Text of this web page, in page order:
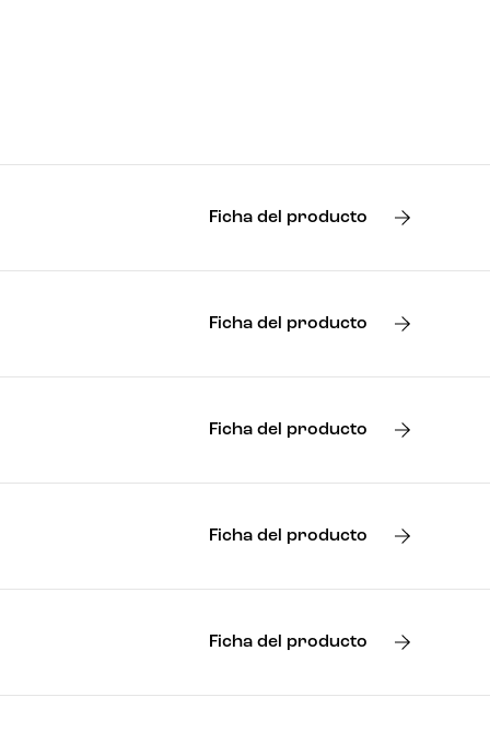
Ficha del producto
Ficha del producto
Ficha del producto
Ficha del producto
Ficha del producto